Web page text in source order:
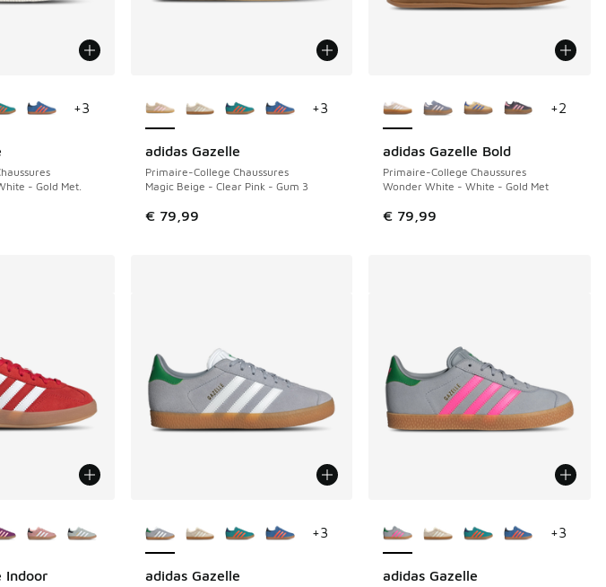
- Gold Met.
+3
adidas Gazelle
Primaire-College Chaussures
Magic Beige - Clear Pink - Gum 3
€ 79,99
+3
adidas Gazelle Bold
Primaire-College Chaussures
Wonder White - White - Gold Met
€ 79,99
+2
Indoor adidas Gazelle
+3
adidas Gazelle
+3